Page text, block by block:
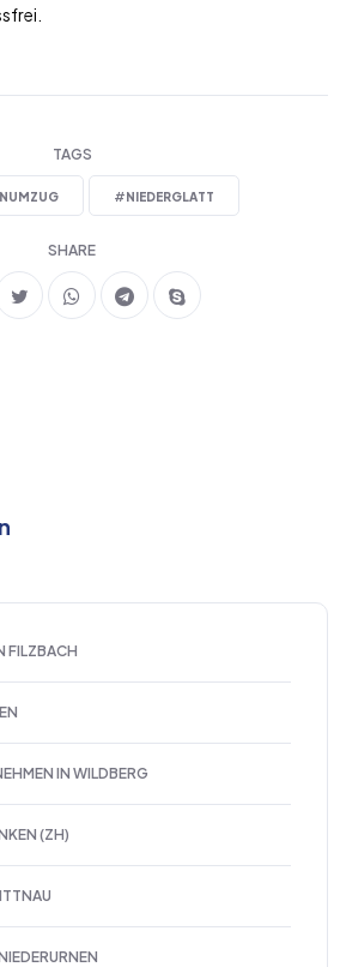
TAGS
#NIEDERGLATT
SHARE
FILZBACH
IN WILDBERG
(ZH)